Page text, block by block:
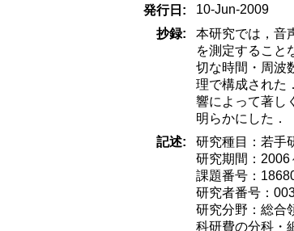
発行日:
10-Jun-2009
抄録:
本研究では，音
を測定すること
切な時間・周波
理で構成された
響によって著し
明らかにした．
記述:
研究種目：若手
研究期間：2006
課題番号：
研究者番号：
研究分野：総合
科研費の分科・